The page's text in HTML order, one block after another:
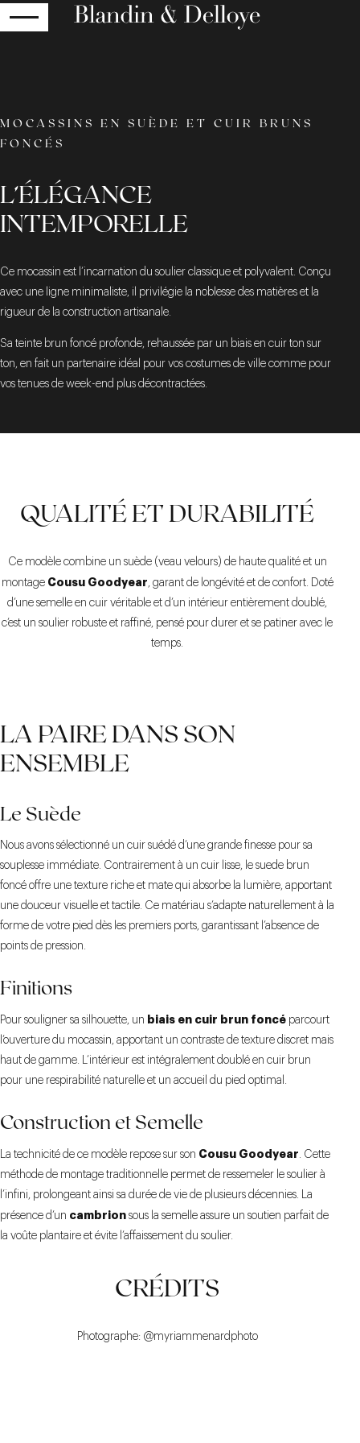
MOCASSINS EN SUÈDE ET CUIR BRUNS
FONCÉS
L’ÉLÉGANCE
INTEMPORELLE
Ce mocassin est l’incarnation du soulier classique et polyvalent. Conçu
avec une ligne minimaliste, il privilégie la noblesse des matières et la
rigueur de la construction artisanale.
Sa teinte brun foncé profonde, rehaussée par un biais en cuir ton sur
ton, en fait un partenaire idéal pour vos costumes de ville comme pour
vos tenues de week-end plus décontractées.
QUALITÉ ET DURABILITÉ
Ce modèle combine un suède (veau velours) de haute qualité et un
montage Cousu Goodyear, garant de longévité et de confort. Doté
d’une semelle en cuir véritable et d’un intérieur entièrement doublé,
c’est un soulier robuste et raffiné, pensé pour durer et se patiner avec le
temps.
LA PAIRE DANS SON
ENSEMBLE
Le Suède
Nous avons sélectionné un cuir suédé d’une grande finesse pour sa
souplesse immédiate. Contrairement à un cuir lisse, le suede brun
foncé offre une texture riche et mate qui absorbe la lumière, apportant
une douceur visuelle et tactile. Ce matériau s’adapte naturellement à la
forme de votre pied dès les premiers ports, garantissant l’absence de
points de pression.
Finitions
Pour souligner sa silhouette, un biais en cuir brun foncé parcourt
l’ouverture du mocassin, apportant un contraste de texture discret mais
haut de gamme. L’intérieur est intégralement doublé en cuir brun
pour une respirabilité naturelle et un accueil du pied optimal.
Construction et Semelle
La technicité de ce modèle repose sur son Cousu Goodyear. Cette
méthode de montage traditionnelle permet de ressemeler le soulier à
l’infini, prolongeant ainsi sa durée de vie de plusieurs décennies. La
présence d’un cambrion sous la semelle assure un soutien parfait de
la voûte plantaire et évite l’affaissement du soulier.
CRÉDITS
Photographe: @myriammenardphoto